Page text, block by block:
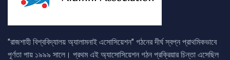
"রাজশাহী বিশ্ববিদ্যালয় অ্যালামনাই এসোসিয়েশন" গঠনের দীর্ঘ স্বপ্ন প্রাথমিকভাবে
পূর্ণতা পায় ১৯৯৯ সালে। প্রথম এই অ্যাসোসিয়েশন গঠন প্রক্রিয়ার চিন্তা এসেছিল